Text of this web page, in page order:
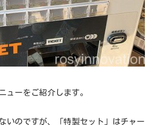
ューをご紹介します。
いのですが、「特製セット」はチャー